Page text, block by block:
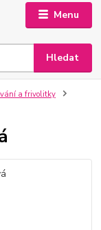
Menu
Hledat
a frivolitky